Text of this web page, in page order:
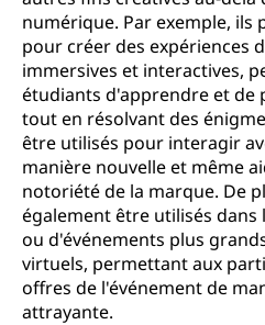
numérique. Par exemple, ils
pour créer des expériences
immersives et interactives,
étudiants d'apprendre et de
tout en résolvant des
être utilisés pour interagir
manière nouvelle et même
notoriété de la marque. De
également être utilisés dans
ou d'événements plus
virtuels, permettant aux
offres de l'événement de
attrayante.